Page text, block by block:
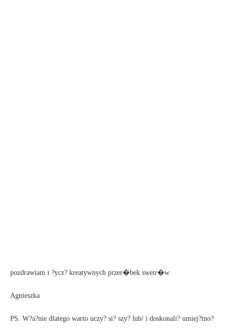
pozdrawiam i ?ycz? kreatywnych przer�bek swetr�w
Agnieszka
PS. W?a?nie dlatego warto uczy? si? szy? lub/ i doskonali? umiej?tno?